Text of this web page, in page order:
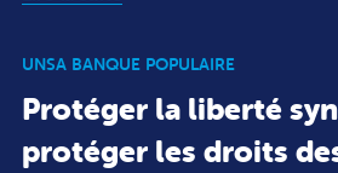
UNSA BANQUE POPULAIRE
Protéger la liberté
protéger les droits